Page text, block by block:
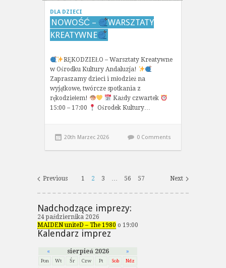
DLA DZIECI
NOWOŚĆ –
WARSZTATY
KREATYWNE
RĘKODZIEŁO – Warsztaty Kreatywne
w Ośrodku Kultury Andaluzja!
Zapraszamy dzieci i młodzież na
wyjątkowe, twórcze spotkania z
rękodziełem!
Każdy czwartek
15:00 – 17:00
Ośrodek Kultury…
20th Marzec 2026 0 Comments
Previous Next
1 2 3 … 56 57
Nadchodzące imprezy:
24 października 2026
MAIDEN uniteD – The 1980 o 19:00
Kalendarz imprez
« sierpień 2026 »
Pon Wt Śr Czw Pt Sob Ndz